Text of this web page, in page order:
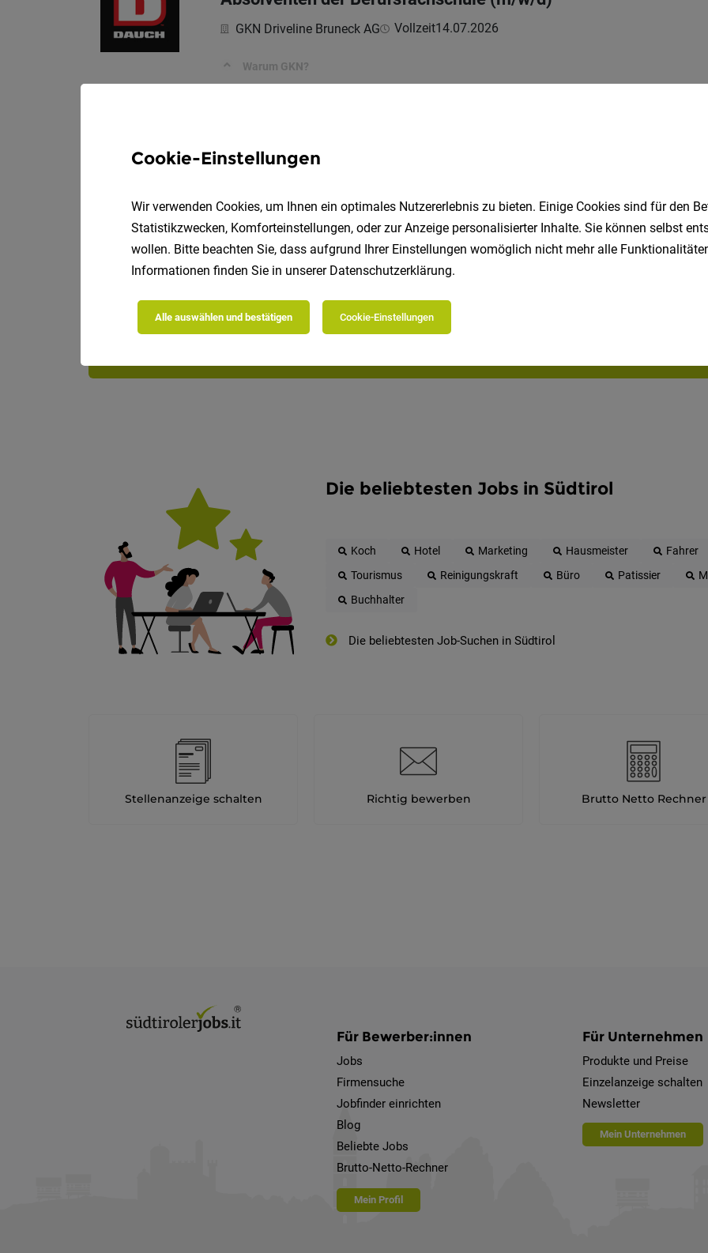
GKN Driveline Bruneck AG Vollzeit14.07.2026
Warum GKN?
Speichere deine Suche als
Erhalte alle neuen Stellenangebote automatisch
Die beliebtesten Jobs in Südtirol
Koch Hotel Marketing Hausmeister Fahrer
Tourismus
Reinigungskraft Büro Patissier
Buchhalter
Die beliebtesten Job-Suchen in Südtirol
Stellenanzeige schalten Richtig bewerben Brutto Netto Rechner
Für Bewerber:innen
Jobs
Firmensuche
Jobfinder einrichten
Blog
Beliebte Jobs
Brutto-Netto-Rechner
Mein Profil
Für Unternehmen
Produkte und Preise
Einzelanzeige schalten
Newsletter
Mein Unternehmen
Cookie-Einstellungen
Wir verwenden Cookies, um Ihnen ein optimales Nutzererlebnis zu bieten. Einige Cookies sind für den
Statistikzwecken, Komforteinstellungen, oder zur Anzeige personalisierter Inhalte. Sie können selbst
wollen. Bitte beachten Sie, dass aufgrund Ihrer Einstellungen womöglich nicht mehr alle
Informationen finden Sie in unserer Datenschutzerklärung.
Alle auswählen und bestätigen Cookie-Einstellungen